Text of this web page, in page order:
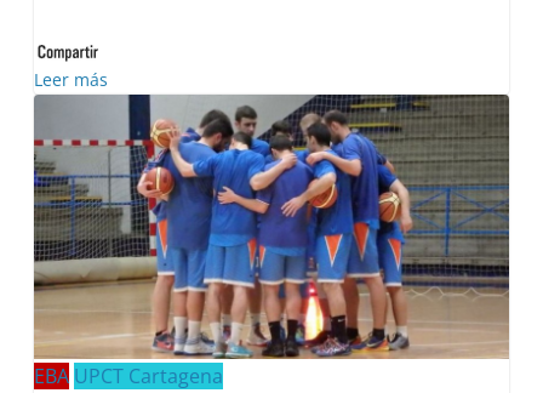
Leer más
EBA UPCT Cartagena